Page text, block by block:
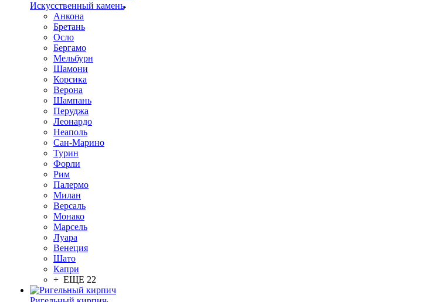
Искусственный камень
Анкона
Бретань
Осло
Бергамо
Мельбурн
Шамони
Корсика
Верона
Шампань
Перуджа
Леонардо
Неаполь
Сан-Марино
Турин
Форли
Рим
Палермо
Милан
Версаль
Монако
Марсель
Луара
Венеция
Шато
Капри
+ ЕЩЕ 22